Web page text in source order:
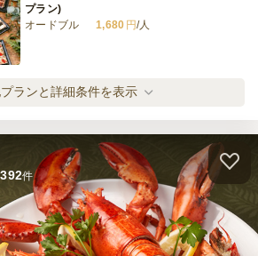
全てのプランを見る（10件）
換算
プラン)
オードブル
1,680 円/人
《小分け》全15品Recommend Plan(リコメ
ンドプラン)
《小分け》全19品Selection Plan(セレクシ
ョンプラン)
オードブル
3,880 円/人
ランと詳細条件を表示
392件